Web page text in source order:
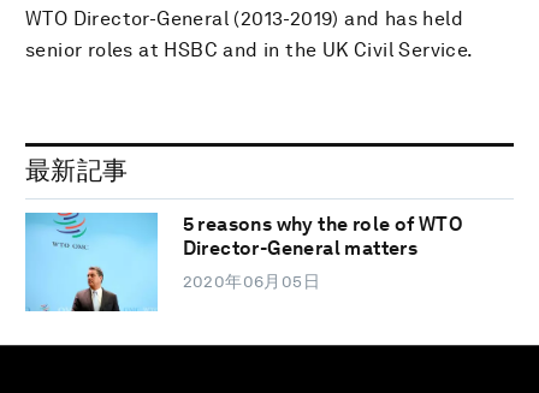
WTO Director-General (2013-2019) and has held
senior roles at HSBC and in the UK Civil Service.
最新記事
5 reasons why the role of WTO
Director-General matters
2020年06月05日